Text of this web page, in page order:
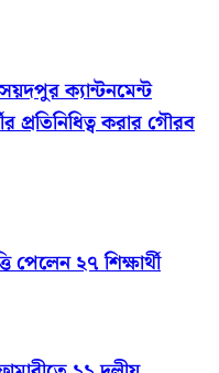
ক্যান্টনমেন্ট
প্রতিনিধিত্ব করার গৌরব
পেলেন ২৭ শিক্ষার্থী